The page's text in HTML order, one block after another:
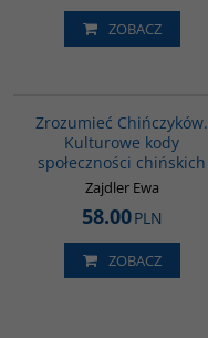
ZOBACZ
Zrozumieć Chińczyków.
Kulturowe kody
społeczności chińskich
Zajdler Ewa
58.00PLN
ZOBACZ